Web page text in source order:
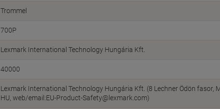
Trommel
700P
Lexmark International Technology Hungária Kft.
40000
Lexmark International Technology Hungária Kft. (8 Lechner Ödön fasor,
HU, web/email:EU-Product-Safety@lexmark.com)